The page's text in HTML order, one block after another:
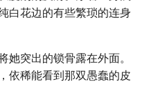
白花边的有些繁琐的连身
她突出的锁骨露在外面。
依稀能看到那双愚蠢的皮